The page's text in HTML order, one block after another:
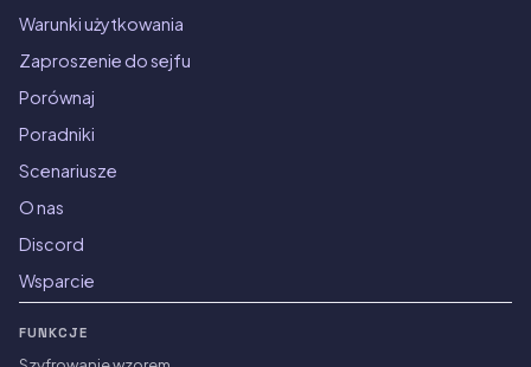
Warunki użytkowania
Zaproszenie do sejfu
Porównaj
Poradniki
Scenariusze
O nas
Discord
Wsparcie
FUNKCJE